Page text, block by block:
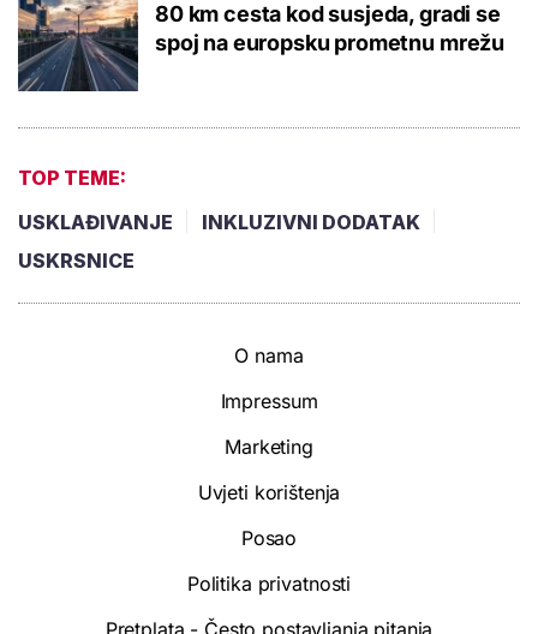
80 km cesta kod susjeda, gradi se
spoj na europsku prometnu mrežu
TOP TEME:
USKLAĐIVANJE
INKLUZIVNI DODATAK
USKRSNICE
O nama
Impressum
Marketing
Uvjeti korištenja
Posao
Politika privatnosti